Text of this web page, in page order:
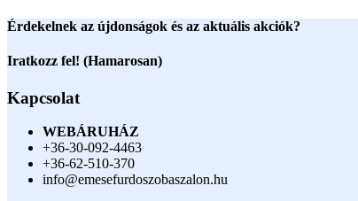
Érdekelnek az újdonságok és az aktuális akciók?
Iratkozz fel! (Hamarosan)
Kapcsolat
WEBÁRUHÁZ
+36-30-092-4463
+36-62-510-370
info@emesefurdoszobaszalon.hu